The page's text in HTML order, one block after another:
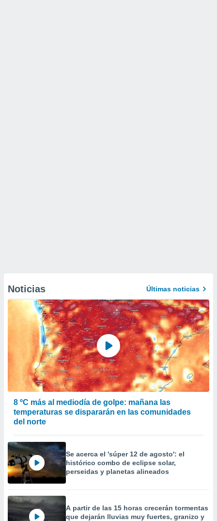
Noticias Últimas noticias
8 ºC más al mediodía de golpe: mañana las
temperaturas se dispararán en las comunidades
del norte
Se acerca el 'súper 12 de agosto': el
histórico combo de eclipse solar,
perseidas y planetas alineados
A partir de las 15 horas crecerán tormentas
que dejarán lluvias muy fuertes, granizo y